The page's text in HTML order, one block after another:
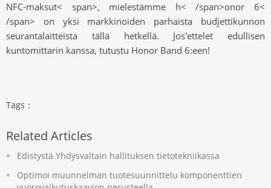
NFC-maksut< span>, mielestämme h< /span>onor
6<
/span>
on yksi markkinoiden parhaista budjettikunnon
seurantalaitteista tällä hetkellä. Jos'ettelet edullisen
kuntomittarin kanssa, tutustu Honor Band 6:een!
Tags：
Related Articles
Edistystä Yhdysvaltain hallituksen tietotekniikassa
Optimoi muunnelman tuotesuunnittelu komponenttien